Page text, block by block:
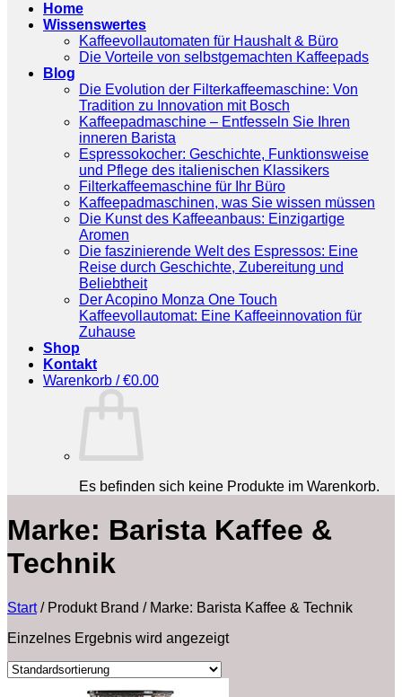
Home
Wissenswertes
Kaffeevollautomaten für Haushalt & Büro
Die Vorteile von selbstgemachten Kaffeepads
Blog
Die Evolution der Filterkaffeemaschine: Von
Tradition zu Innovation mit Bosch
Kaffeepadmaschine – Entfesseln Sie Ihren
inneren Barista
Espressokocher: Geschichte, Funktionsweise
und Pflege des italienischen Klassikers
Filterkaffeemaschine für Ihr Büro
Kaffeepadmaschinen, was Sie wissen müssen
Die Kunst des Kaffeeanbaus: Einzigartige
Aromen
Die faszinierende Welt des Espressos: Eine
Reise durch Geschichte, Zubereitung und
Beliebtheit
Der Acopino Monza One Touch
Kaffeevollautomat: Eine Kaffeeinnovation für
Zuhause
Shop
Kontakt
Warenkorb /€0.00
Es befinden sich keine Produkte im Warenkorb.
Marke: Barista Kaffee &
Technik
Start /Produkt Brand /Marke: Barista Kaffee & Technik
Einzelnes Ergebnis wird angezeigt